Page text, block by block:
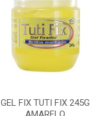
GEL FIX TUTI FIX 245G